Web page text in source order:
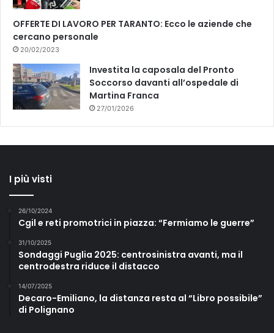
OFFERTE DI LAVORO PER TARANTO: Ecco le aziende che
cercano personale
20/02/2023
Investita la caposala del Pronto
Soccorso davanti all’ospedale di
Martina Franca
27/01/2026
I più visti
26/10/2024
Cgil e reti promotrici in piazza: “Fermiamo le guerre”
31/10/2025
Sondaggi Puglia 2025: centrosinistra avanti, ma il
centrodestra riduce il distacco
14/07/2025
Decaro-Emiliano, la distanza resta al “Libro possibile”
di Polignano